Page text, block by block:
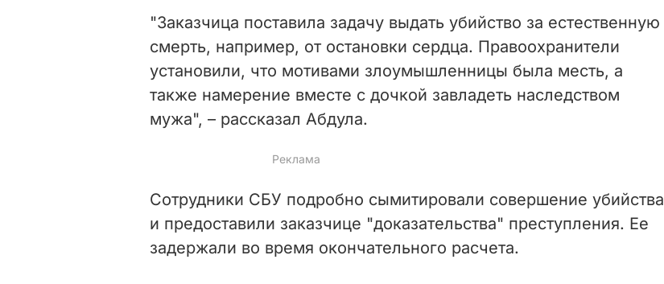
"Заказчица поставила задачу выдать убийство за естественную
смерть, например, от остановки сердца. Правоохранители
установили, что мотивами злоумышленницы была месть, а
также намерение вместе с дочкой завладеть наследством
мужа", – рассказал Абдула.
Сотрудники СБУ подробно сымитировали совершение убийства
и предоставили заказчице "доказательства" преступления. Ее
задержали во время окончательного расчета.